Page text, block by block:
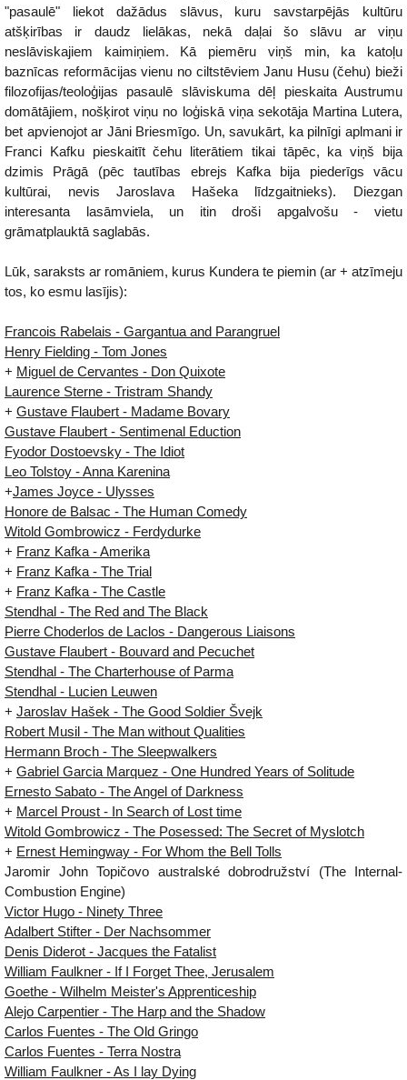
"pasaulē" liekot dažādus slāvus, kuru savstarpējās kultūru
atšķirības ir daudz lielākas, nekā daļai šo slāvu ar viņu
neslāviskajiem kaimiņiem. Kā piemēru viņš min, ka katoļu
baznīcas reformācijas vienu no ciltstēviem Janu Husu (čehu) bieži
filozofijas/teoloģijas pasaulē slāviskuma dēļ pieskaita Austrumu
domātājiem, nošķirot viņu no loģiskā viņa sekotāja Martina Lutera,
bet apvienojot ar Jāni Briesmīgo. Un, savukārt, ka pilnīgi aplmani ir
Franci Kafku pieskaitīt čehu literātiem tikai tāpēc, ka viņš bija
dzimis Prāgā (pēc tautības ebrejs Kafka bija piederīgs vācu
kultūrai, nevis Jaroslava Hašeka līdzgaitnieks). Diezgan
interesanta lasāmviela, un itin droši apgalvošu - vietu
grāmatplauktā saglabās.
Lūk, saraksts ar romāniem, kurus Kundera te piemin (ar + atzīmeju
tos, ko esmu lasījis):
Francois Rabelais - Gargantua and Parangruel
Henry Fielding - Tom Jones
+ Miguel de Cervantes - Don Quixote
Laurence Sterne - Tristram Shandy
+ Gustave Flaubert - Madame Bovary
Gustave Flaubert - Sentimenal Eduction
Fyodor Dostoevsky - The Idiot
Leo Tolstoy - Anna Karenina
+James Joyce - Ulysses
Honore de Balsac - The Human Comedy
Witold Gombrowicz - Ferdydurke
+ Franz Kafka - Amerika
+ Franz Kafka - The Trial
+ Franz Kafka - The Castle
Stendhal - The Red and The Black
Pierre Choderlos de Laclos - Dangerous Liaisons
Gustave Flaubert - Bouvard and Pecuchet
Stendhal - The Charterhouse of Parma
Stendhal - Lucien Leuwen
+ Jaroslav Hašek - The Good Soldier Švejk
Robert Musil - The Man without Qualities
Hermann Broch - The Sleepwalkers
+ Gabriel Garcia Marquez - One Hundred Years of Solitude
Ernesto Sabato - The Angel of Darkness
+ Marcel Proust - In Search of Lost time
Witold Gombrowicz - The Posessed: The Secret of Myslotch
+ Ernest Hemingway - For Whom the Bell Tolls
Jaromir John Topičovo australské dobrodružství (The Internal-
Combustion Engine)
Victor Hugo - Ninety Three
Adalbert Stifter - Der Nachsommer
Denis Diderot - Jacques the Fatalist
William Faulkner - If I Forget Thee, Jerusalem
Goethe - Wilhelm Meister's Apprenticeship
Alejo Carpentier - The Harp and the Shadow
Carlos Fuentes - The Old Gringo
Carlos Fuentes - Terra Nostra
William Faulkner - As I lay Dying